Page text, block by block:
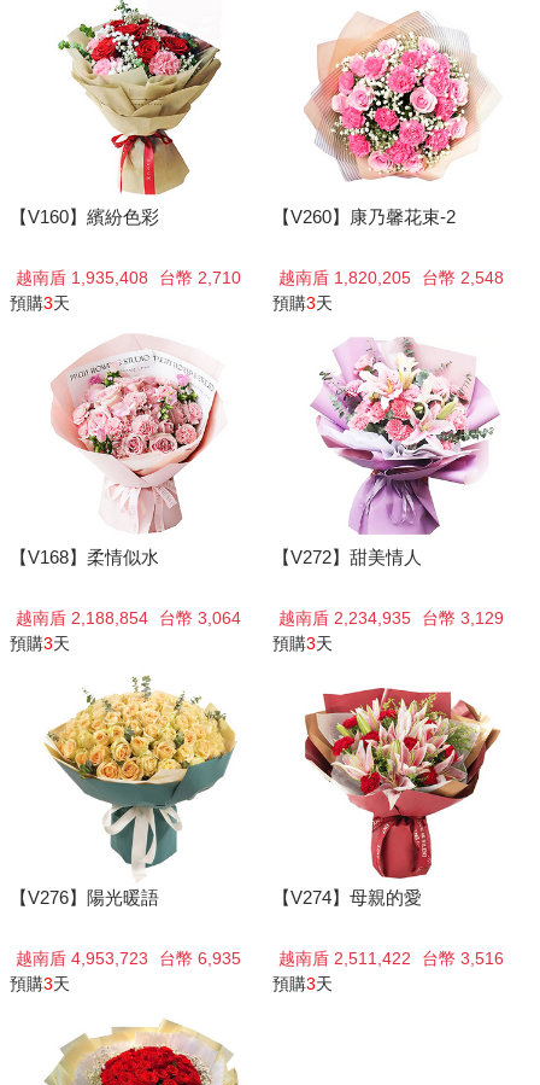
【V160】繽紛色彩
越南盾 1,935,408
台幣 2,710
預購3天
【V260】康乃馨花束-2
越南盾 1,820,205
台幣 2,548
預購3天
【V168】柔情似水
越南盾 2,188,854
台幣 3,064
預購3天
【V272】甜美情人
越南盾 2,234,935
台幣 3,129
預購3天
【V276】陽光暖語
越南盾 4,953,723
台幣 6,935
預購3天
【V274】母親的愛
越南盾 2,511,422
台幣 3,516
預購3天